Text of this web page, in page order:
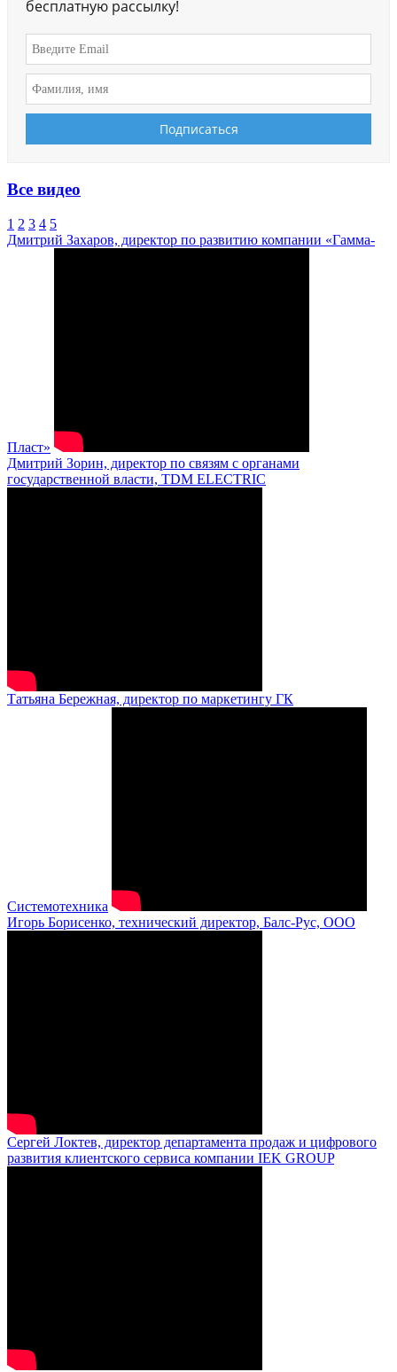
бесплатную рассылку!
Все видео
1 2 3 4 5
Дмитрий Захаров, директор по развитию компании «Гамма-
Пласт»
Дмитрий Зорин, директор по связям с органами
государственной власти, TDM ELECTRIC
Татьяна Бережная, директор по маркетингу ГК
Системотехника
Игорь Борисенко, технический директор, Балс-Рус, ООО
Сергей Локтев, директор департамента продаж и цифрового
развития клиентского сервиса компании IEK GROUP